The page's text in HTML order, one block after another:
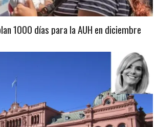
1000 días para la AUH en diciembre